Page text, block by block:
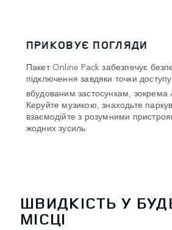
ПРИКОВУЄ ПОГЛЯДИ
Пакет Online Pack забезпечує
підключення завдяки точки
вбудованим застосункам,
Керуйте музикою, знаходьте
взаємодійте з розумними
жодних зусиль
ШВИДКІСТЬ У
МІСЦІ